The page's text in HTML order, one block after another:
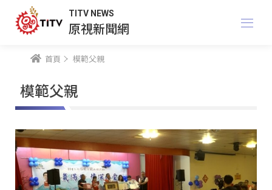
TITV NEWS
原視新聞網
首頁 模範父親
模範父親